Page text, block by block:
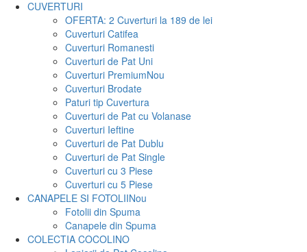
CUVERTURI
OFERTA: 2 Cuverturi la 189 de lei
Cuverturi Catifea
Cuverturi Romanesti
Cuverturi de Pat Uni
Cuverturi PremiumNou
Cuverturi Brodate
Paturi tip Cuvertura
Cuverturi de Pat cu Volanase
Cuverturi Ieftine
Cuverturi de Pat Dublu
Cuverturi de Pat Single
Cuverturi cu 3 Piese
Cuverturi cu 5 Piese
CANAPELE SI FOTOLIINou
Fotolii din Spuma
Canapele din Spuma
COLECTIA COCOLINO